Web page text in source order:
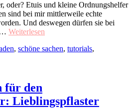
oder? Etuis und kleine Ordnungshelfer
sind bei mir mittlerweile echte
Und deswegen dürfen sie bei
Weiterlesen
, schöne sachen, tutorials,
für den
Lieblingspflaster